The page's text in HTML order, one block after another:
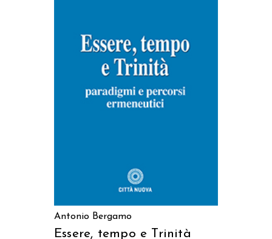
Antonio Bergamo
Essere, tempo e Trinità